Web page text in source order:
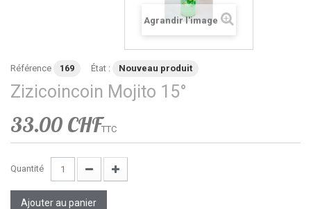
Agrandir l'image
Référence 169 État : Nouveau produit
Zizicoincoin Mojito 15°
33.00 CHFTTC
Quantité
Ajouter au panier